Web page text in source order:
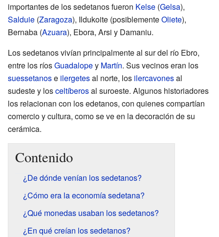
importantes de los sedetanos fueron Kelse (Gelsa),
Salduie (Zaragoza), Ildukoite (posiblementeOliete),
Bernaba (Azuara), Ebora, Arsi y Damaniu.
Los sedetanos vivían principalmente al sur del río Ebro,
entre los ríosGuadalopey Martín. Sus vecinos eran los
suessetanose ilergetesal norte, los ilercavonesal
sudeste y losceltíberosal suroeste. Algunos historiadores
los relacionan con los edetanos, con quienes compartían
comercio y cultura, como se ve en la decoración de su
cerámica.
Contenido
¿De dónde venían los sedetanos?
¿Cómo era la economía sedetana?
¿Qué monedas usaban los sedetanos?
¿En qué creían los sedetanos?